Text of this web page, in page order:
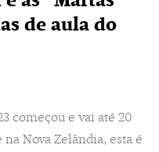
de aula do
começou e vai até 20
na Nova Zelândia, esta é